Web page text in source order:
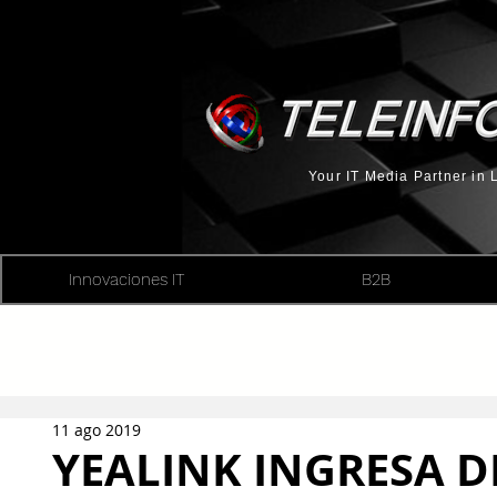
Your IT Media Partner in
Innovaciones IT B2B
YEALINK INGRESA
11 ago 2019